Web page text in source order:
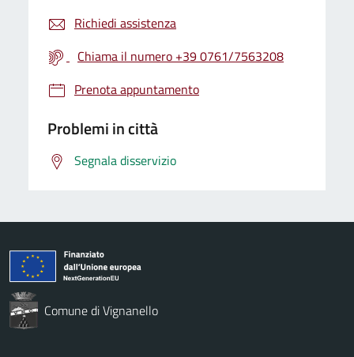
Richiedi assistenza
Chiama il numero +39 0761/7563208
Prenota appuntamento
Problemi in città
Segnala disservizio
Comune di Vignanello